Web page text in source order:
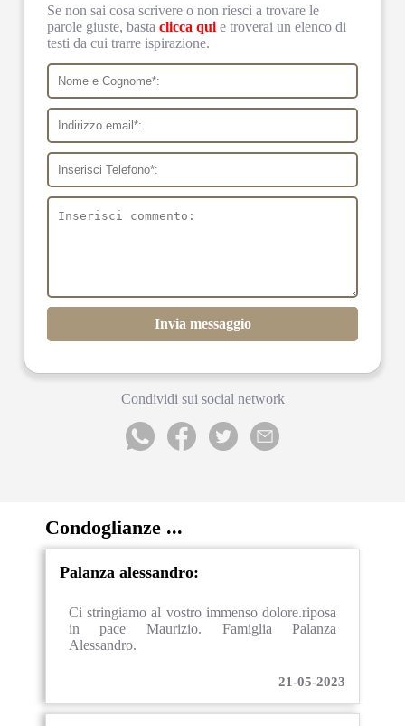
Se non sai cosa scrivere o non riesci a trovare le
parole giuste, bastaclicca qui e troverai un elenco di
testi da cui trarre ispirazione.
Invia messaggio
Condividi sui social network
Condoglianze ...
Palanza alessandro:
Ci stringiamo al vostro immenso dolore.riposa
in pace Maurizio. Famiglia Palanza
Alessandro.
21-05-2023